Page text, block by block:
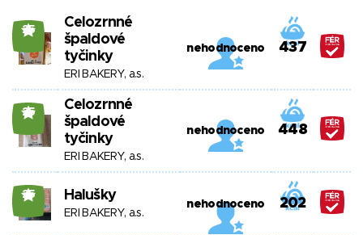
25
Celozrnné
špaldové
tyčinky
ERI BAKERY, a.s.
nehodnoceno 437
25
Celozrnné
špaldové
tyčinky
ERI BAKERY, a.s.
nehodnoceno 448
25 Halušky
ERI BAKERY, a.s.
nehodnoceno 202